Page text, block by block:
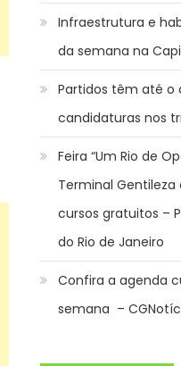
Infraestrutura e
da semana na
Partidos têm até o
candidaturas nos
Feira “Um Rio de
Terminal Gentileza
cursos gratuitos –
do Rio de Janeiro
Confira a agenda
semana –